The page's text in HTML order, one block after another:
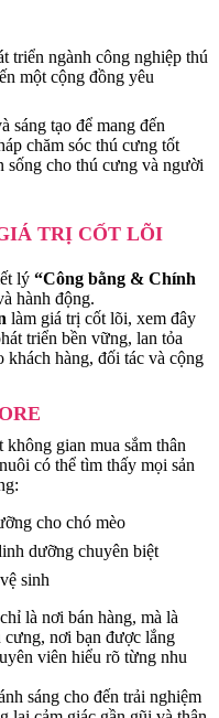
triển ngành công nghiệp thú
một cộng đồng yêu
sáng tạo để mang đến
chăm sóc thú cưng tốt
sống cho thú cưng và người
TRỊ CỐT LÕI
lý “Công bằng & Chính
hành động.
làm giá trị cốt lõi, xem đây
triển bền vững, lan tỏa
khách hàng, đối tác và cộng
gian mua sắm thân
có thể tìm thấy mọi sản
cho chó mèo
dưỡng chuyên biệt
sinh
là nơi bán hàng, mà là
cưng, nơi bạn được lắng
viên hiểu rõ từng nhu
sáng cho đến trải nghiệm